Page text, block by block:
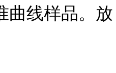
曲线样品。放